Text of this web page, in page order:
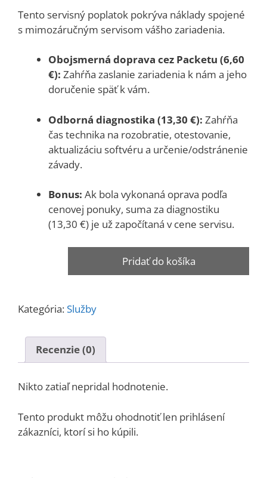
Tento servisný poplatok pokrýva náklady spojené
s mimozáručným servisom vášho zariadenia.
Obojsmerná doprava cez Packetu (6,60
€): Zahŕňa zaslanie zariadenia k nám a jeho
doručenie späť k vám.
Odborná diagnostika (13,30 €): Zahŕňa
čas technika na rozobratie, otestovanie,
aktualizáciu softvéru a určenie/odstránenie
závady.
Bonus: Ak bola vykonaná oprava podľa
cenovej ponuky, suma za diagnostiku
(13,30 €) je už započítaná v cene servisu.
diagnostika
preprava
fotopasce
Pridať do košíka
Kategória:Služby
Recenzie (0)
Nikto zatiaľ nepridal hodnotenie.
Tento produkt môžu ohodnotiť len prihlásení
zákazníci, ktorí si ho kúpili.